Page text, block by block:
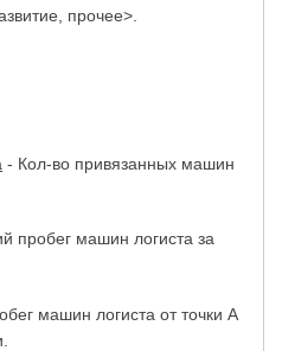
прочее>.
- Кол-во привязанных машин
пробег машин логиста за
машин логиста от точки А